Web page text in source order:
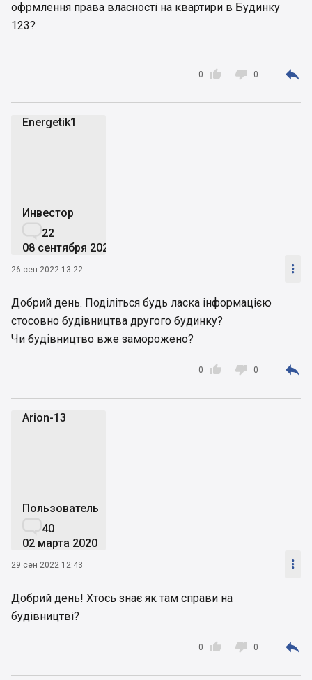
офрмлення права власності на квартири в Будинку
123?

0  0 
Energetik1
Инвестор
22
08 сентября 2020
26 сен 2022 13:22 
Добрий день. Поділіться будь ласка інформацією
стосовно будівництва другого будинку?
Чи будівництво вже заморожено?

0  0 
Arion-13
Пользователь
40
02 марта 2020
29 сен 2022 12:43 
Добрий день! Хтось знає як там справи на
будівництві?

0  0 